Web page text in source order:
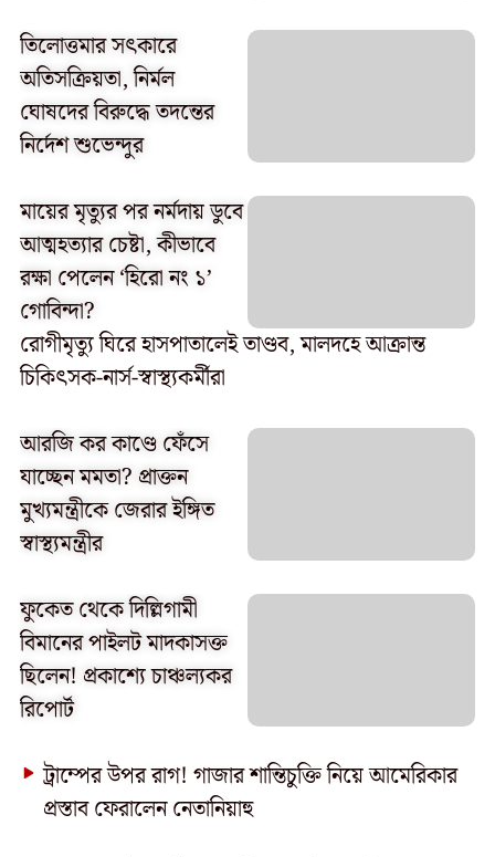
তিলোত্তমার সৎকারে
অতিসক্রিয়তা, নির্মল
ঘোষদের বিরুদ্ধে তদন্তের
নির্দেশ শুভেন্দুর
মায়ের মৃত্যুর পর নর্মদায় ডুবে
আত্মহত্যার চেষ্টা, কীভাবে
রক্ষা পেলেন ‘হিরো নং ১’
গোবিন্দা?
রোগীমৃত্যু ঘিরে হাসপাতালেই তাণ্ডব, মালদহে আক্রান্ত
চিকিৎসক-নার্স-স্বাস্থ্যকর্মীরা
আরজি কর কাণ্ডে ফেঁসে
যাচ্ছেন মমতা? প্রাক্তন
মুখ্যমন্ত্রীকে জেরার ইঙ্গিত
স্বাস্থ্যমন্ত্রীর
ফুকেত থেকে দিল্লিগামী
বিমানের পাইলট মাদকাসক্ত
ছিলেন! প্রকাশ্যে চাঞ্চল্যকর
রিপোর্ট
ট্রাম্পের উপর রাগ! গাজার শান্তিচুক্তি নিয়ে আমেরিকার
প্রস্তাব ফেরালেন নেতানিয়াহু